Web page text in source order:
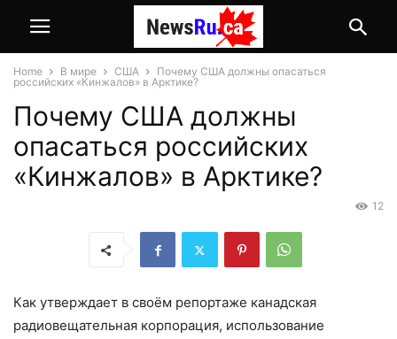
Home В мире США
Почему США должны опасаться
российских «Кинжалов» в Арктике?
Почему США должны
опасаться российских
«Кинжалов» в Арктике?
12
Как утверждает в своём репортаже канадская
радиовещательная корпорация, использование